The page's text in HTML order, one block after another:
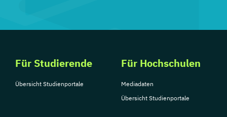
Für Studierende
Übersicht Studienportale
Für Hochschulen
Mediadaten
Übersicht Studienportale